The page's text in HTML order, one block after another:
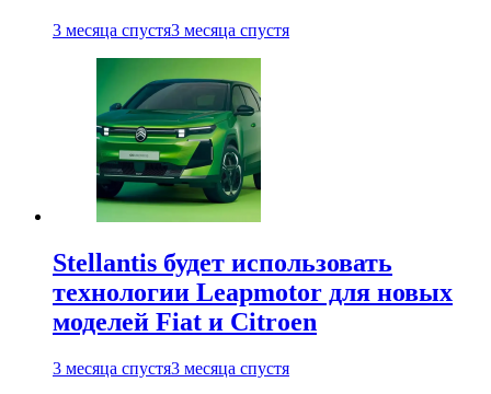
3 месяца спустя3 месяца спустя
Stellantis будет использовать
технологии Leapmotor для новых
моделей Fiat и Citroen
3 месяца спустя3 месяца спустя